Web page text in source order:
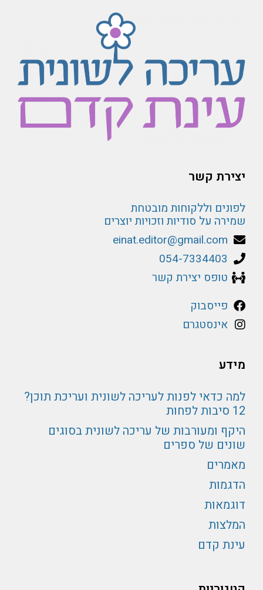
מידע
למה כדאי לפנות לעריכה לשונית ועריכת תוכן?
12 סיבות לפחות
היקף ומעורבות של עריכה לשונית בסוגים
שונים של ספרים
מאמרים
הדגמות
דוגמאות
המלצות
עינת קדם
יצירת קשר
לפונים וללקוחות מובטחת
שמירה על סודיות וזכויות יוצרים
einat.editor@gmail.com
054-7334403
טופס יצירת קשר
פייסבוק
אינסטגרם